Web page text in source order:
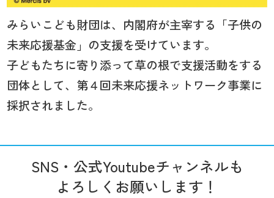
みらいこども財団は、内閣府が主宰する「子供の
未来応援基金」の支援を受けています。
子どもたちに寄り添って草の根で支援活動をする
団体として、第４回未来応援ネットワーク事業に
採択されました。
SNS・公式Youtubeチャンネルも
よろしくお願いします！